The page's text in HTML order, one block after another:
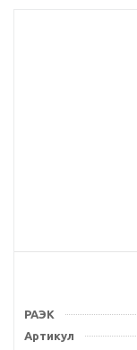
РАЭК
Артикул